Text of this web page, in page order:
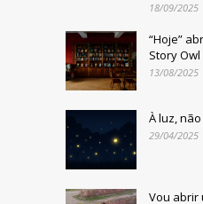
18/09/2025
“Hoje”
Story Owl
13/08/2025
À luz,
29/04/2025
Vou abrir